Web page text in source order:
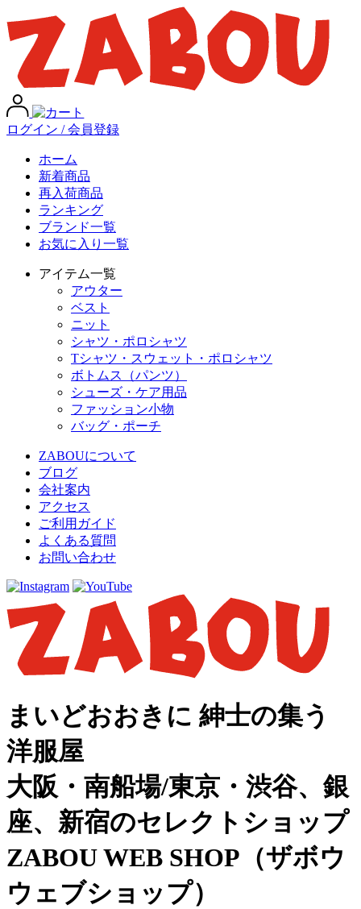
ログイン / 会員登録
ホーム
新着商品
再入荷商品
ランキング
ブランド一覧
お気に入り一覧
アイテム一覧
アウター
ベスト
ニット
シャツ・ポロシャツ
Tシャツ・スウェット・ポロシャツ
ボトムス（パンツ）
シューズ・ケア用品
ファッション小物
バッグ・ポーチ
ZABOUについて
ブログ
会社案内
アクセス
ご利用ガイド
よくある質問
お問い合わせ
まいどおおきに 紳士の集う
洋服屋
大阪・南船場/東京・渋谷、銀
座、新宿のセレクトショップ
ZABOU WEB SHOP（ザボウ
ウェブショップ）